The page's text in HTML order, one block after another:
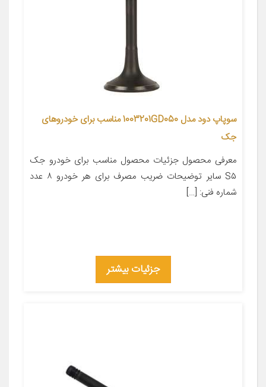
سوپاپ دود مدل 1003201GD050 مناسب برای خودروهای
جک
معرفی محصول جزئیات محصول مناسب برای خودرو جک
S۵ سایر توضیحات ضریب مصرف برای هر خودرو ۸ عدد
شماره فنی: […]
جزئیات بیشتر